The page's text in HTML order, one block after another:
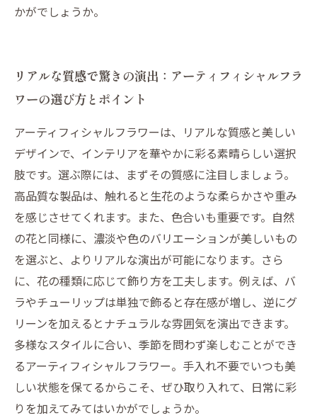
かがでしょうか。
リアルな質感で驚きの演出：アーティフィシャルフラ
ワーの選び方とポイント
アーティフィシャルフラワーは、リアルな質感と美しい
デザインで、インテリアを華やかに彩る素晴らしい選択
肢です。選ぶ際には、まずその質感に注目しましょう。
高品質な製品は、触れると生花のような柔らかさや重み
を感じさせてくれます。また、色合いも重要です。自然
の花と同様に、濃淡や色のバリエーションが美しいもの
を選ぶと、よりリアルな演出が可能になります。さら
に、花の種類に応じて飾り方を工夫します。例えば、バ
ラやチューリップは単独で飾ると存在感が増し、逆にグ
リーンを加えるとナチュラルな雰囲気を演出できます。
多様なスタイルに合い、季節を問わず楽しむことができ
るアーティフィシャルフラワー。手入れ不要でいつも美
しい状態を保てるからこそ、ぜひ取り入れて、日常に彩
りを加えてみてはいかがでしょうか。